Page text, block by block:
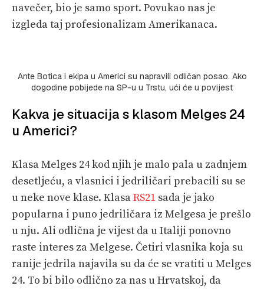
navečer, bio je samo sport. Povukao nas je
izgleda taj profesionalizam Amerikanaca.
Ante Botica i ekipa u Americi su napravili odličan posao. Ako
dogodine pobijede na SP-u u Trstu, ući će u povijest
Kakva je situacija s klasom Melges 24
u Americi?
Klasa Melges 24 kod njih je malo pala u zadnjem
desetljeću, a vlasnici i jedriličari prebacili su se
u neke nove klase. KlasaRS21 sada je jako
popularna i puno jedriličara iz Melgesa je prešlo
u nju. Ali odlična je vijest da u Italiji ponovno
raste interes za Melgese. Četiri vlasnika koja su
ranije jedrila najavila su da će se vratiti u Melges
24. To bi bilo odlično za nas u Hrvatskoj, da